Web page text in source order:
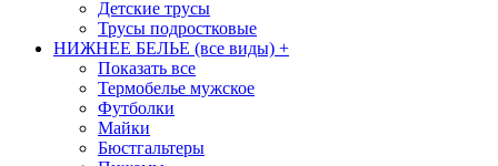
Детские трусы
Трусы подростковые
НИЖНЕЕ БЕЛЬЕ (все виды) +
Показать все
Термобелье мужское
Футболки
Майки
Бюстгальтеры